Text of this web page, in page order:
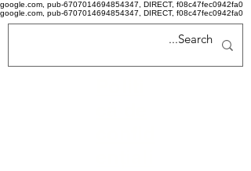
google.com, pub-6707014694854347, DIRECT, f08c47fec0942fa0
google.com, pub-6707014694854347, DIRECT, f08c47fec0942fa0